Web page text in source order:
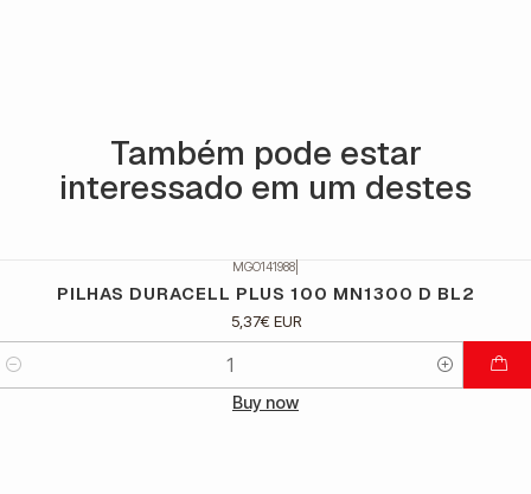
Também pode estar
interessado em um destes
MGO141988
PILHAS DURACELL PLUS 100 MN1300 D BL2
5,37€ EUR
Buy now